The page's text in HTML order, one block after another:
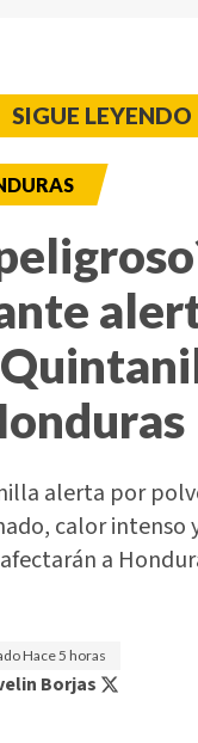
SIGUE LEYENDO
alerta por
calor intenso
a
Hace 5 horas
Borjas